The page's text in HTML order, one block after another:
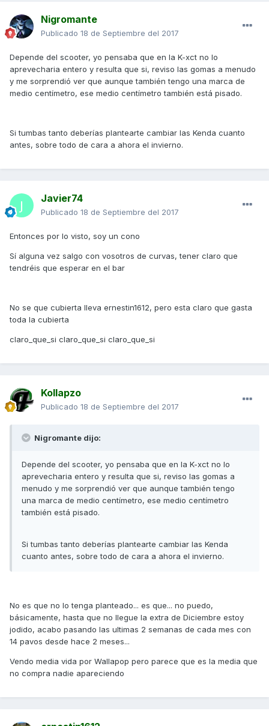
Nigromante
Publicado 18 de Septiembre del 2017
Depende del scooter, yo pensaba que en la K-xct no lo
aprevecharia entero y resulta que si, reviso las gomas a menudo
y me sorprendió ver que aunque también tengo una marca de
medio centímetro, ese medio centímetro también está pisado.
Si tumbas tanto deberías plantearte cambiar las Kenda cuanto
antes, sobre todo de cara a ahora el invierno.
Javier74
Publicado 18 de Septiembre del 2017
Entonces por lo visto, soy un cono
Sí alguna vez salgo con vosotros de curvas, tener claro que
tendréis que esperar en el bar
No se que cubierta lleva ernestin1612, pero esta claro que gasta
toda la cubierta
claro_que_si claro_que_si claro_que_si
Kollapzo
Publicado 18 de Septiembre del 2017
Nigromante dijo:
Depende del scooter, yo pensaba que en la K-xct no lo
aprevecharia entero y resulta que si, reviso las gomas a
menudo y me sorprendió ver que aunque también tengo
una marca de medio centímetro, ese medio centímetro
también está pisado.
Si tumbas tanto deberías plantearte cambiar las Kenda
cuanto antes, sobre todo de cara a ahora el invierno.
No es que no lo tenga planteado... es que... no puedo,
básicamente, hasta que no llegue la extra de Diciembre estoy
jodido, acabo pasando las ultimas 2 semanas de cada mes con
14 pavos desde hace 2 meses...
Vendo media vida por Wallapop pero parece que es la media que
no compra nadie apareciendo